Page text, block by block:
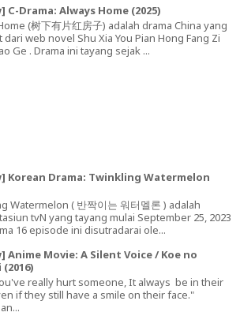
C-Drama: Always Home (2025)
(树下有片红房子) adalah drama China yang
dari web novel Shu Xia You Pian Hong Fang Zi
Ge . Drama ini tayang sejak ...
Korean Drama: Twinkling Watermelon
Watermelon ( 반짝이는 워터멜론 ) adalah
tvN yang tayang mulai September 25, 2023
16 episode ini disutradarai ole...
Anime Movie: A Silent Voice / Koe no
really hurt someone, It always be in their
if they still have a smile on their face."